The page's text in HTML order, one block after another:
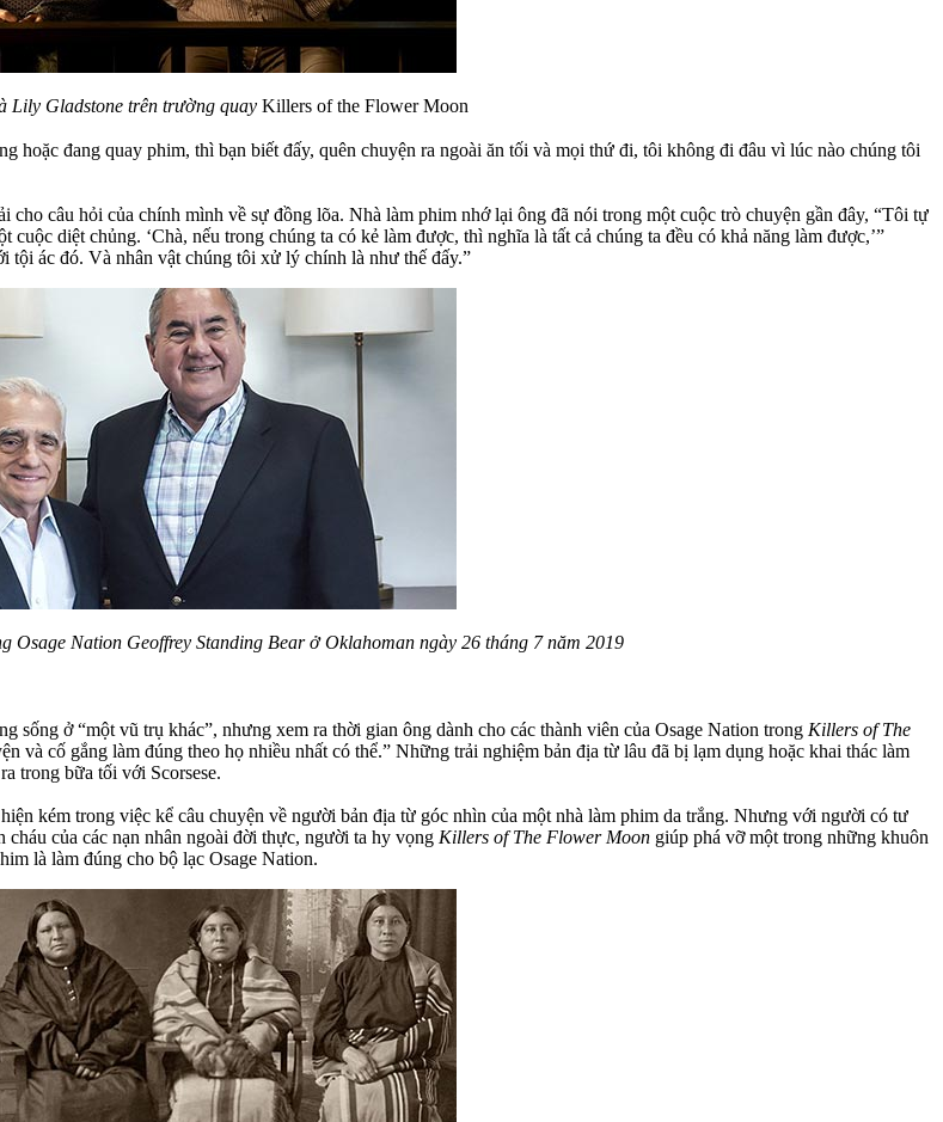
Lily Gladstone trên trường quay Killers of the Flower Moon
đang quay phim, thì bạn biết đấy, quên chuyện ra ngoài ăn tối và mọi thứ đi, tôi không đi đâu vì lúc nào chúng tôi
câu hỏi của chính mình về sự đồng lõa. Nhà làm phim nhớ lại ông đã nói trong một cuộc trò chuyện gần đây, “Tôi tự
diệt chủng. ‘Chà, nếu trong chúng ta có kẻ làm được, thì nghĩa là tất cả chúng ta đều có khả năng làm được,’”
tội ác đó. Và nhân vật chúng tôi xử lý chính là như thế đấy.”
Osage Nation Geoffrey Standing Bear ở Oklahoman ngày 26 tháng 7 năm 2019
sống ở “một vũ trụ khác”, nhưng xem ra thời gian ông dành cho các thành viên của Osage Nation trong Killers of The
và cố gắng làm đúng theo họ nhiều nhất có thể.” Những trải nghiệm bản địa từ lâu đã bị lạm dụng hoặc khai thác làm
trong bữa tối với Scorsese.
kém trong việc kể câu chuyện về người bản địa từ góc nhìn của một nhà làm phim da trắng. Nhưng với người có tư
của các nạn nhân ngoài đời thực, người ta hy vọng Killers of The Flower Moon giúp phá vỡ một trong những khuôn
là làm đúng cho bộ lạc Osage Nation.